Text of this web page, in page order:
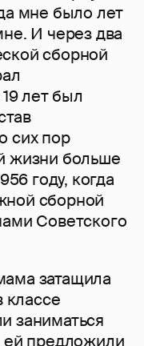
мне было лет
И через два
сборной
лет был
сих пор
жизни больше
году, когда
сборной
Советс­кого
затащила
классе
заниматься
ей предложили